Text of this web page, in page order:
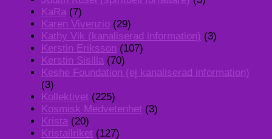
KaRa (7)
Karen Vivenzio (29)
Kathy Vik (kanaliserad information) (3)
Kerstin Eriksson (107)
Kerstin Sisilla (70)
Keshe Foundation (ej kanaliserad information)
(3)
Kollektivet (225)
Kosmisk Medvetenhet (3)
Krista (20)
Kristallriket (127)